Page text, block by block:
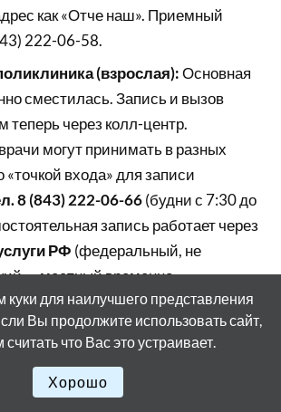
как «Отче наш». Приемный
222-06-58.
(взрослая):Основная
сместилась. Запись и вызов
теперь через колл-центр.
могут принимать в разных
«точкой входа» для записи
8 (843) 222-06-66(будни с 7:30 до
запись работает через
РФ (федеральный, не
— местный временно
работу) .
Это отдельная история
добрался. Работает в штатном
куки для наилучшего представления
Вы продолжите использовать сайт,
что Вас это устраивает.
Хорошо